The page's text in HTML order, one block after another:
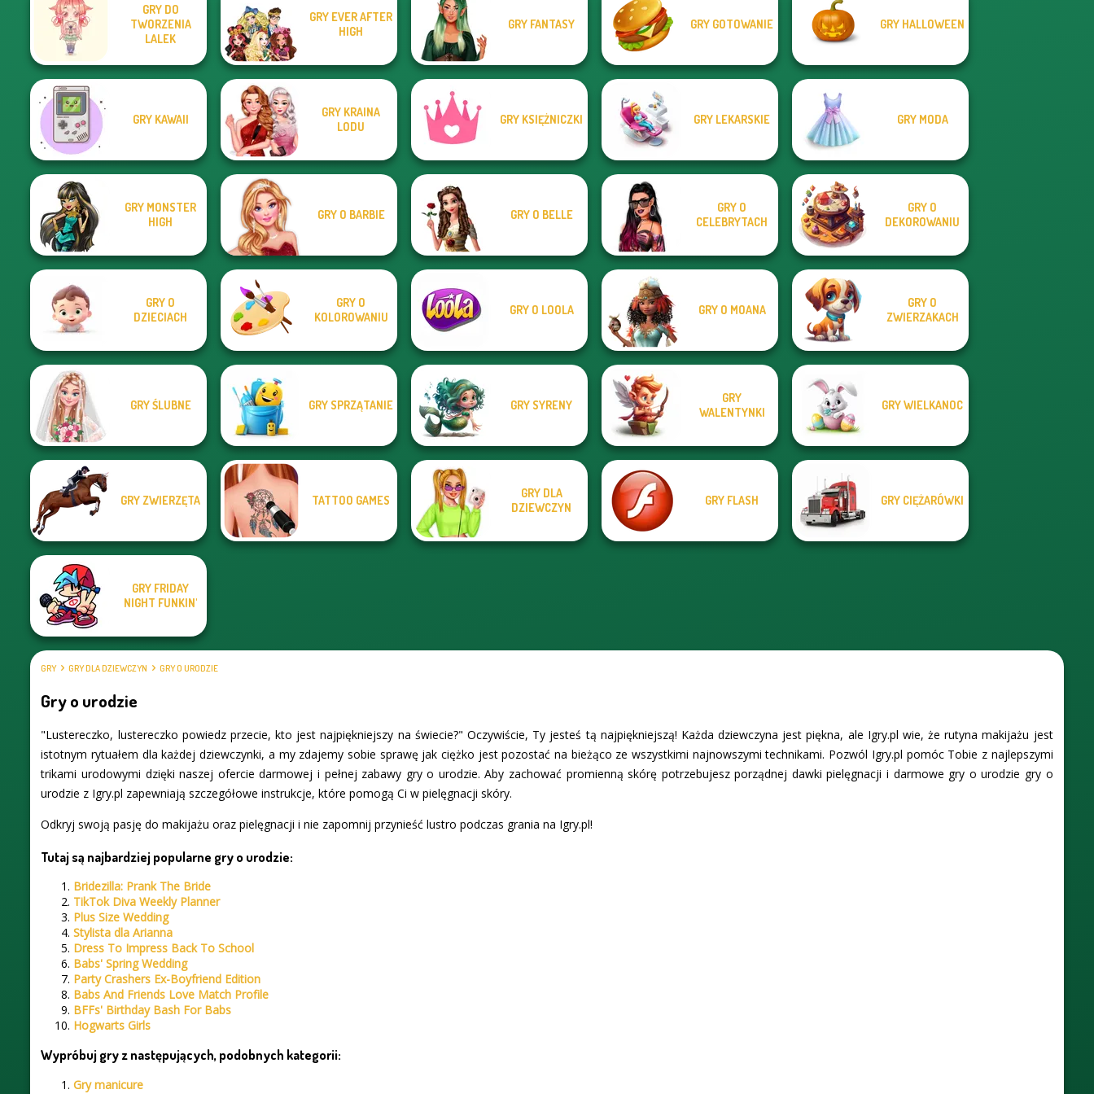
GRY DO
TWORZENIA
LALEK
GRY EVER AFTER
HIGH
GRY FANTASY GRY GOTOWANIE GRY HALLOWEEN
GRY KAWAII
GRY KRAINA
LODU
GRY KSIĘŻNICZKI GRY LEKARSKIE GRY MODA
GRY MONSTER
HIGH
GRY O BARBIE GRY O BELLE
GRY O
CELEBRYTACH
GRY O
DEKOROWANIU
GRY O
DZIECIACH
GRY O
KOLOROWANIU
GRY O LOOLA GRY O MOANA
GRY O
ZWIERZAKACH
GRY ŚLUBNE GRY SPRZĄTANIE GRY SYRENY
GRY
WALENTYNKI
GRY WIELKANOC
GRY ZWIERZĘTA TATTOO GAMES
GRY DLA
DZIEWCZYN
GRY FLASH GRY CIĘŻARÓWKI
GRY FRIDAY
NIGHT FUNKIN'
GRY GRY DLA DZIEWCZYN GRY O URODZIE
Gry o urodzie
"Lustereczko, lustereczko powiedz przecie, kto jest najpiękniejszy na świecie?" Oczywiście, Ty jesteś tą najpiękniejszą! Każda dziewczyna jest piękna, ale Igry.pl wie, że rutyna makijażu jest
istotnym rytuałem dla każdej dziewczynki, a my zdajemy sobie sprawę jak ciężko jest pozostać na bieżąco ze wszystkimi najnowszymi technikami. Pozwól Igry.pl pomóc Tobie z najlepszymi
trikami urodowymi dzięki naszej ofercie darmowej i pełnej zabawy gry o urodzie. Aby zachować promienną skórę potrzebujesz porządnej dawki pielęgnacji i darmowe gry o urodzie gry o
urodzie z Igry.pl zapewniają szczegółowe instrukcje, które pomogą Ci w pielęgnacji skóry.
Odkryj swoją pasję do makijażu oraz pielęgnacji i nie zapomnij przynieść lustro podczas grania na Igry.pl!
Tutaj są najbardziej popularne gry o urodzie:
Bridezilla: Prank The Bride
TikTok Diva Weekly Planner
Plus Size Wedding
Stylista dla Arianna
Dress To Impress Back To School
Babs' Spring Wedding
Party Crashers Ex-Boyfriend Edition
Babs And Friends Love Match Profile
BFFs' Birthday Bash For Babs
Hogwarts Girls
Wypróbuj gry z następujących, podobnych kategorii:
Gry manicure